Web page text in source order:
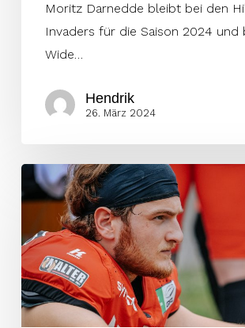
Moritz Darnedde bleibt bei den
Invaders für die Saison 2024 und
Wide…
Hendrik
26. März 2024
Die
Geschichte
Deutschlands
neuem
Spielmacher